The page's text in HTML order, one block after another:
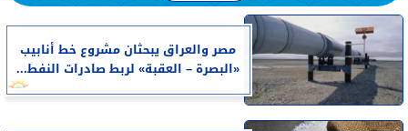
مصر والعراق يبحثان مشروع خط أنابيب
«البصرة – العقبة» لربط صادرات النفط...